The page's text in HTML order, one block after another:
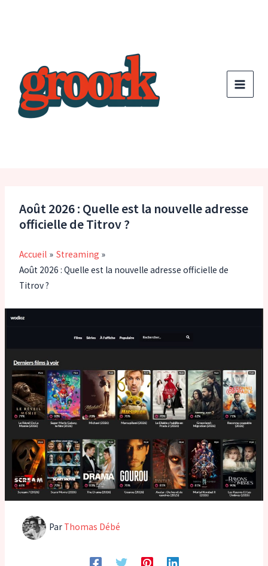
Août 2026 : Quelle est la nouvelle adresse
officielle de Titrov ?
Accueil
Streaming
Août 2026 : Quelle est la nouvelle adresse officielle de
Titrov ?
Par Thomas Débé